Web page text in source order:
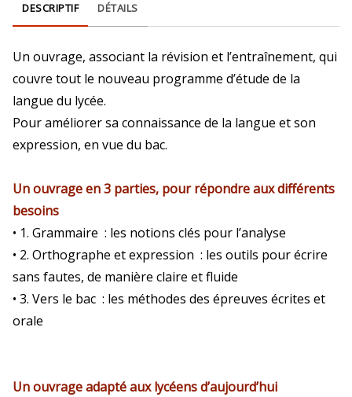
DESCRIPTIF DÉTAILS
Un ouvrage, associant la révision et l’entraînement, qui
couvre tout le nouveau programme d’étude de la
langue du lycée.
Pour améliorer sa connaissance de la langue et son
expression, en vue du bac.
Un ouvrage en 3 parties, pour répondre aux différents
besoins
• 1. Grammaire : les notions clés pour l’analyse
• 2. Orthographe et expression : les outils pour écrire
sans fautes, de manière claire et fluide
• 3. Vers le bac : les méthodes des épreuves écrites et
orale
Un ouvrage adapté aux lycéens d’aujourd’hui